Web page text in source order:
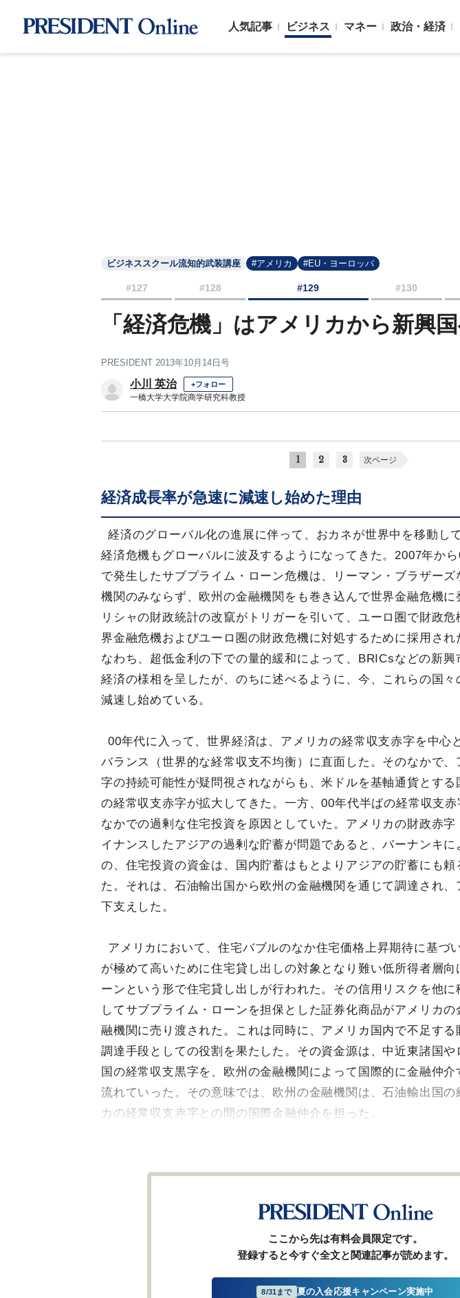
人気記事 ビジネス マネー 政治・経済
ビジネススクール流知的武装講座 #アメリカ #EU・ヨーロッパ
#127 #128 #129 #130
「経済危機」はアメリカから新興
PRESIDENT 2013年10月14日号
小川 英治 +フォロー
一橋大学大学院商学研究科教授
1 2 3 次ページ
経済成長率が急速に減速し始めた理由
経済のグローバル化の進展に伴って、おカネが世界中を移動し
経済危機もグローバルに波及するようになってきた。2007年か
で発生したサブプライム・ローン危機は、リーマン・ブラザー
機関のみならず、欧州の金融機関をも巻き込んで世界金融危機
リシャの財政統計の改竄がトリガーを引いて、ユーロ圏で財政
界金融危機およびユーロ圏の財政危機に対処するために採用され
なわち、超低金利の下での量的緩和によって、BRICsなどの新
経済の様相を呈したが、のちに述べるように、今、これらの国々
減速し始めている。
00年代に入って、世界経済は、アメリカの経常収支赤字を中心
バランス（世界的な経常収支不均衡）に直面した。そのなかで
字の持続可能性が疑問視されながらも、米ドルを基軸通貨とする
の経常収支赤字が拡大してきた。一方、00年代半ばの経常収支
なかでの過剰な住宅投資を原因としていた。アメリカの財政赤字
イナンスしたアジアの過剰な貯蓄が問題であると、バーナンキ
の、住宅投資の資金は、国内貯蓄はもとよりアジアの貯蓄にも頼
た。それは、石油輸出国から欧州の金融機関を通じて調達され
下支えした。
アメリカにおいて、住宅バブルのなか住宅価格上昇期待に基づ
が極めて高いために住宅貸し出しの対象となり難い低所得者層向
ーンという形で住宅貸し出しが行われた。その信用リスクを他に
してサブプライム・ローンを担保とした証券化商品がアメリカ
融機関に売り渡された。これは同時に、アメリカ国内で不足する
調達手段としての役割を果たした。その資金源は、中近東諸国や
国の経常収支黒字を、欧州の金融機関によって国際的に金融仲介
流れていった。その意味では、欧州の金融機関は、石油輸出国の
カの経常収支赤字との間の国際金融仲介を担った。
ここから先は有料会員限定です。
登録すると今すぐ全文と関連記事が読めます。
8/31まで 夏の入会応援キャンペーン実施中